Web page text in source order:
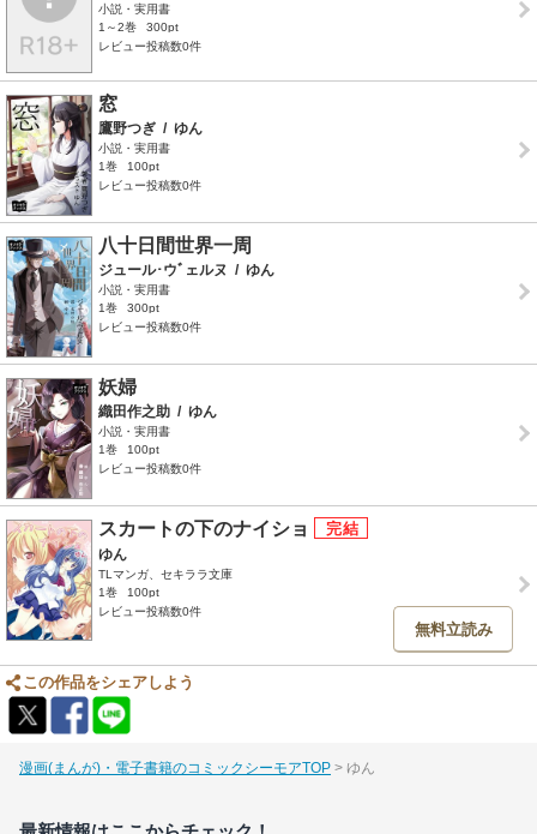
小説・実用書
1～2巻
300pt
レビュー投稿数0件
窓
鷹野つぎ / ゆん
小説・実用書
1巻
100pt
レビュー投稿数0件
八十日間世界一周
ジュール･ウﾞェルヌ / ゆん
小説・実用書
1巻
300pt
レビュー投稿数0件
妖婦
織田作之助 / ゆん
小説・実用書
1巻
100pt
レビュー投稿数0件
スカートの下のナイショ
ゆん
TLマンガ、セキララ文庫
1巻
100pt
レビュー投稿数0件
無料立読み
この作品をシェアしよう
漫画(まんが)・電子書籍のコミックシーモアTOP ゆん